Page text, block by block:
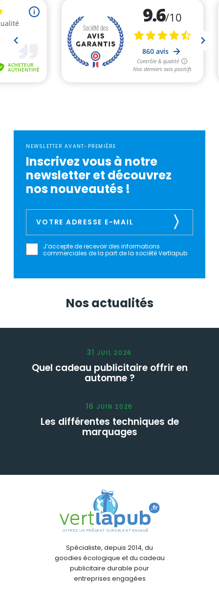
NEWSLETTER AVANT-PREMIÈRE
Inscrivez vous à notre
newsletter et découvrez
nos nouveautés !
J’accepte de recevoir des informations
commerciales de la part de la société Vertlapub
Nos actualités
31 JUIL 2026
Quel cadeau publicitaire offrir en
automne ?
16 JUIN 2026
Les différentes techniques de
marquages
Spécialiste, depuis 2014, du
goodies écologique et du cadeau
publicitaire durable pour
entreprises engagées